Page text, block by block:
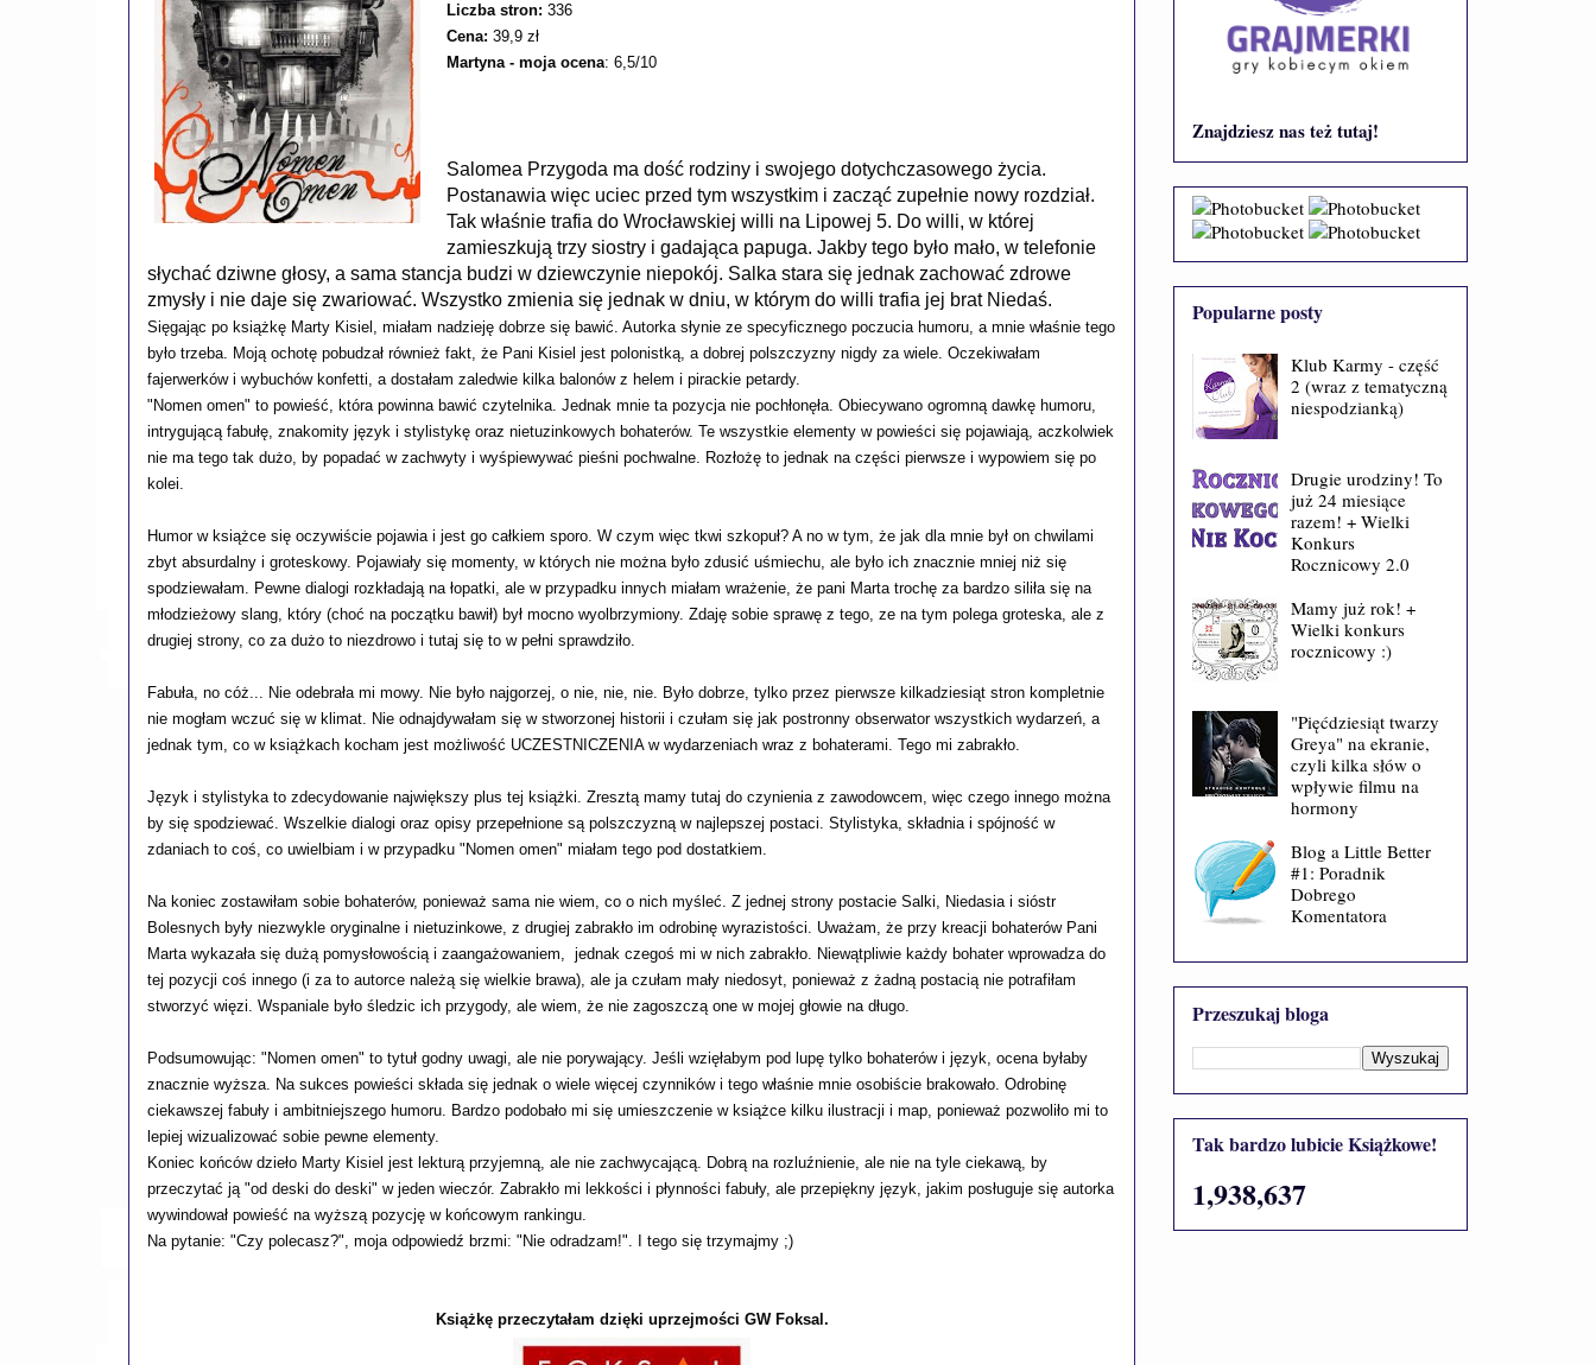
Liczba stron: 336
Cena: 39,9 zł
Martyna - moja ocena: 6,5/10
Salomea Przygoda ma dość rodziny i swojego dotychczasowego życia.
Postanawia więc uciec przed tym wszystkim i zacząć zupełnie nowy rozdział.
Tak właśnie trafia do Wrocławskiej willi na Lipowej 5. Do willi, w której
zamieszkują trzy siostry i gadająca papuga. Jakby tego było mało, w telefonie
słychać dziwne głosy, a sama stancja budzi w dziewczynie niepokój. Salka stara się jednak zachować zdrowe
zmysły i nie daje się zwariować. Wszystko zmienia się jednak w dniu, w którym do willi trafia jej brat Niedaś.
Sięgając po książkę Marty Kisiel, miałam nadzieję dobrze się bawić. Autorka słynie ze specyficznego poczucia humoru, a mnie właśnie tego
było trzeba. Moją ochotę pobudzał również fakt, że Pani Kisiel jest polonistką, a dobrej polszczyzny nigdy za wiele. Oczekiwałam
fajerwerków i wybuchów konfetti, a dostałam zaledwie kilka balonów z helem i pirackie petardy.
"Nomen omen" to powieść, która powinna bawić czytelnika. Jednak mnie ta pozycja nie pochłonęła. Obiecywano ogromną dawkę humoru,
intrygującą fabułę, znakomity język i stylistykę oraz nietuzinkowych bohaterów. Te wszystkie elementy w powieści się pojawiają, aczkolwiek
nie ma tego tak dużo, by popadać w zachwyty i wyśpiewywać pieśni pochwalne. Rozłożę to jednak na części pierwsze i wypowiem się po
kolei.
Humor w książce się oczywiście pojawia i jest go całkiem sporo. W czym więc tkwi szkopuł? A no w tym, że jak dla mnie był on chwilami
zbyt absurdalny i groteskowy. Pojawiały się momenty, w których nie można było zdusić uśmiechu, ale było ich znacznie mniej niż się
spodziewałam. Pewne dialogi rozkładają na łopatki, ale w przypadku innych miałam wrażenie, że pani Marta trochę za bardzo siliła się na
młodzieżowy slang, który (choć na początku bawił) był mocno wyolbrzymiony. Zdaję sobie sprawę z tego, ze na tym polega groteska, ale z
drugiej strony, co za dużo to niezdrowo i tutaj się to w pełni sprawdziło.
Fabuła, no cóż... Nie odebrała mi mowy. Nie było najgorzej, o nie, nie, nie. Było dobrze, tylko przez pierwsze kilkadziesiąt stron kompletnie
nie mogłam wczuć się w klimat. Nie odnajdywałam się w stworzonej historii i czułam się jak postronny obserwator wszystkich wydarzeń, a
jednak tym, co w książkach kocham jest możliwość UCZESTNICZENIA w wydarzeniach wraz z bohaterami. Tego mi zabrakło.
Język i stylistyka to zdecydowanie największy plus tej książki. Zresztą mamy tutaj do czynienia z zawodowcem, więc czego innego można
by się spodziewać. Wszelkie dialogi oraz opisy przepełnione są polszczyzną w najlepszej postaci. Stylistyka, składnia i spójność w
zdaniach to coś, co uwielbiam i w przypadku "Nomen omen" miałam tego pod dostatkiem.
Na koniec zostawiłam sobie bohaterów, ponieważ sama nie wiem, co o nich myśleć. Z jednej strony postacie Salki, Niedasia i sióstr
Bolesnych były niezwykle oryginalne i nietuzinkowe, z drugiej zabrakło im odrobinę wyrazistości. Uważam, że przy kreacji bohaterów Pani
Marta wykazała się dużą pomysłowością i zaangażowaniem, jednak czegoś mi w nich zabrakło. Niewątpliwie każdy bohater wprowadza do
tej pozycji coś innego (i za to autorce należą się wielkie brawa), ale ja czułam mały niedosyt, ponieważ z żadną postacią nie potrafiłam
stworzyć więzi. Wspaniale było śledzic ich przygody, ale wiem, że nie zagoszczą one w mojej głowie na długo.
Podsumowując: "Nomen omen" to tytuł godny uwagi, ale nie porywający. Jeśli wzięłabym pod lupę tylko bohaterów i język, ocena byłaby
znacznie wyższa. Na sukces powieści składa się jednak o wiele więcej czynników i tego właśnie mnie osobiście brakowało. Odrobinę
ciekawszej fabuły i ambitniejszego humoru. Bardzo podobało mi się umieszczenie w książce kilku ilustracji i map, ponieważ pozwoliło mi to
lepiej wizualizować sobie pewne elementy.
Koniec końców dzieło Marty Kisiel jest lekturą przyjemną, ale nie zachwycającą. Dobrą na rozluźnienie, ale nie na tyle ciekawą, by
przeczytać ją "od deski do deski" w jeden wieczór. Zabrakło mi lekkości i płynności fabuły, ale przepiękny język, jakim posługuje się autorka
wywindował powieść na wyższą pozycję w końcowym rankingu.
Na pytanie: "Czy polecasz?", moja odpowiedź brzmi: "Nie odradzam!". I tego się trzymajmy ;)
Książkę przeczytałam dzięki uprzejmości GW Foksal.
Znajdziesz nas też tutaj!
Popularne posty
Klub Karmy - część
2 (wraz z tematyczną
niespodzianką)
Drugie urodziny! To
już 24 miesiące
razem! + Wielki
Konkurs
Rocznicowy 2.0
Mamy już rok! +
Wielki konkurs
rocznicowy :)
"Pięćdziesiąt twarzy
Greya" na ekranie,
czyli kilka słów o
wpływie filmu na
hormony
Blog a Little Better
#1: Poradnik
Dobrego
Komentatora
Przeszukaj bloga
Tak bardzo lubicie Książkowe!
1,938,637